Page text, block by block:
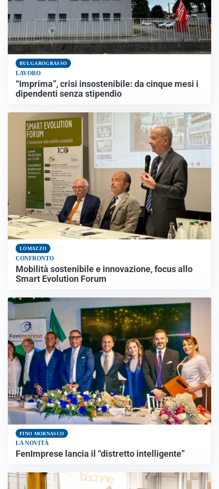
BULGAROGRASSO
LAVORO
“Imprima”, crisi insostenibile: da cinque mesi i
dipendenti senza stipendio
LOMAZZO
CONFRONTO
Mobilità sostenibile e innovazione, focus allo
Smart Evolution Forum
FINO MORNASCO
LA NOVITÀ
FenImprese lancia il “distretto intelligente”